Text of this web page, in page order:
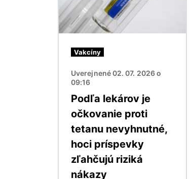
Vakcíny
Uverejnené 02. 07. 2026 o
09:16
Podľa lekárov je
očkovanie proti
tetanu nevyhnutné,
hoci príspevky
zľahčujú riziká
nákazy